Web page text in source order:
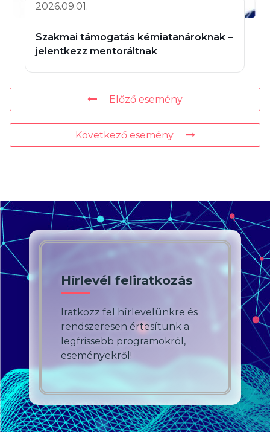
2026.09.01.
Szakmai támogatás kémiatanároknak –
jelentkezz mentoráltnak
Előző esemény
Következő esemény
Hírlevél feliratkozás
Iratkozz fel hírlevelünkre és
rendszeresen értesítünk a
legfrissebb programokról,
eseményekről!